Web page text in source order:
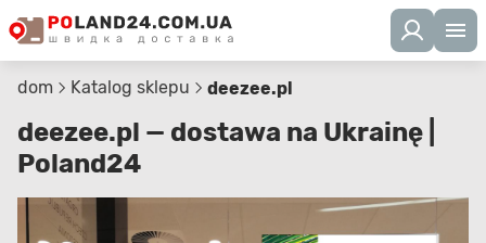
dom Katalog sklepu deezee.pl
deezee.pl — dostawa na Ukrainę |
Poland24